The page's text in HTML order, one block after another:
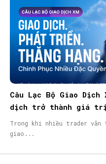
Câu Lạc Bộ Giao
dịch trở thành giá trị
Trong khi nhiều trader vẫn
giao...